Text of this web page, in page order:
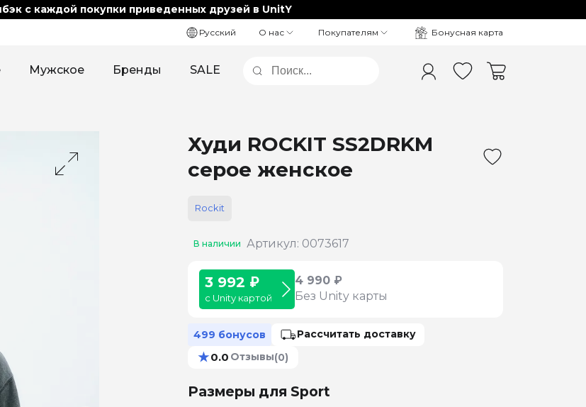
с каждой покупки приведенных друзей в UnitY
Русский О нас Покупателям Бонусная карта
Мужское Бренды SALE
Худи ROCKIT SS2DRKM
серое женское
Rockit
В наличии Артикул: 0073617
3 992 ₽
с Unity картой
4 990 ₽
Без Unity карты
499 бонусов Рассчитать доставку
★0.0 Отзывы(0)
Размеры для Sport